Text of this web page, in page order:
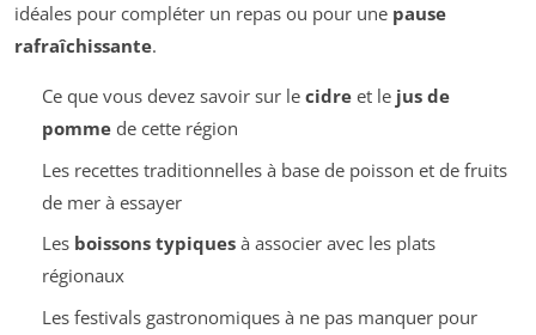
idéales pour compléter un repas ou pour une pause
rafraîchissante.
Ce que vous devez savoir sur le cidreet le jus de
pommede cette région
Les recettes traditionnelles à base de poisson et de fruits
de mer à essayer
Les boissons typiquesà associer avec les plats
régionaux
Les festivals gastronomiques à ne pas manquer pour